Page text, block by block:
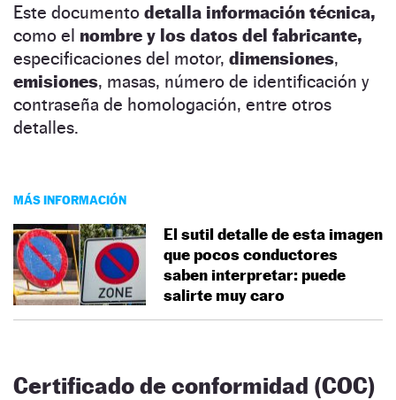
Este documento detalla información técnica,
como el nombre y los datos del fabricante,
especificaciones del motor, dimensiones,
emisiones, masas, número de identificación y
contraseña de homologación, entre otros
detalles.
MÁS INFORMACIÓN
El sutil detalle de esta imagen
que pocos conductores
saben interpretar: puede
salirte muy caro
Certificado de conformidad (COC)